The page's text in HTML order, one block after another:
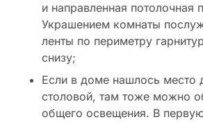
и направленная потолочная
Украшением комнаты
ленты по периметру
снизу;
Если в доме нашлось место
столовой, там тоже можно
общего освещения. В